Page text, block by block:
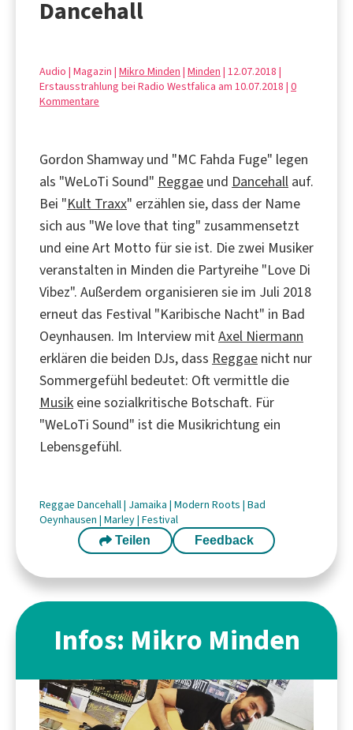
Dancehall
Audio | Magazin | Mikro Minden | Minden | 12.07.2018 |
Erstausstrahlung bei Radio Westfalica am 10.07.2018 | 0
Kommentare
Gordon Shamway und "MC Fahda Fuge" legen
als "WeLoTi Sound" Reggae und Dancehall auf.
Bei "Kult Traxx" erzählen sie, dass der Name
sich aus "We love that ting" zusammensetzt
und eine Art Motto für sie ist. Die zwei Musiker
veranstalten in Minden die Partyreihe "Love Di
Vibez". Außerdem organisieren sie im Juli 2018
erneut das Festival "Karibische Nacht" in Bad
Oeynhausen. Im Interview mitAxel Niermann
erklären die beiden DJs, dass Reggae nicht nur
Sommergefühl bedeutet: Oft vermittle die
Musik eine sozialkritische Botschaft. Für
"WeLoTi Sound" ist die Musikrichtung ein
Lebensgefühl.
Reggae Dancehall| Jamaika | Modern Roots | Bad
Oeynhausen | Marley| Festival
Teilen Feedback
Infos: Mikro Minden